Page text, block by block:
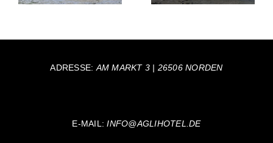
ADRESSE: AM MARKT 3 | 26506 NORDEN
E-MAIL:INFO@AGLIHOTEL.DE